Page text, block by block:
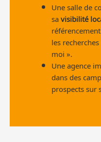
Une salle de
savisibilité
les
moi ».
Une agence
dans des
prospects sur